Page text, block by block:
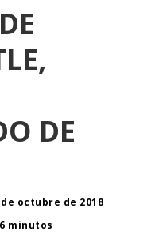
DE
de octubre de 2018
minutos